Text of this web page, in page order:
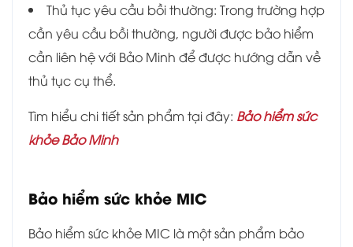
Thủ tục yêu cầu bồi thường: Trong trường hợp
cần yêu cầu bồi thường, người được bảo hiểm
cần liên hệ với Bảo Minh để được hướng dẫn về
thủ tục cụ thể.
Tìm hiểu chi tiết sản phẩm tại đây: Bảo hiểm sức
khỏe Bảo Minh
Bảo hiểm sức khỏe MIC
Bảo hiểm sức khỏe MIC là một sản phẩm bảo